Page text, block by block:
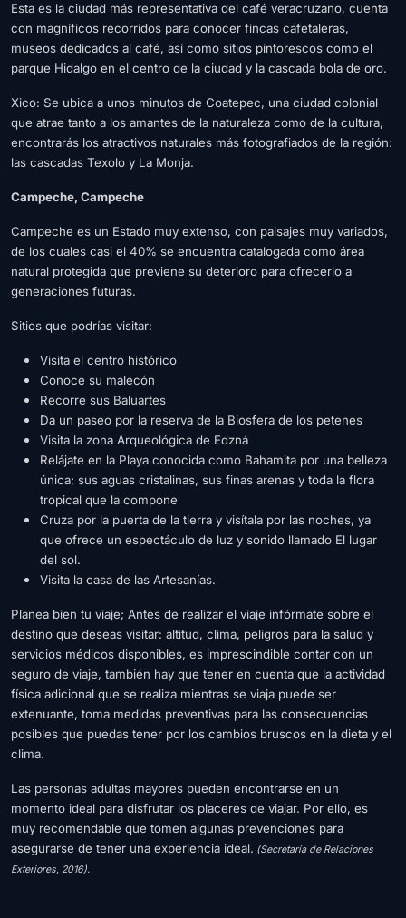
Esta es la ciudad más representativa del café veracruzano, cuenta
con magníficos recorridos para conocer fincas cafetaleras,
museos dedicados al café, así como sitios pintorescos como el
parque Hidalgo en el centro de la ciudad y la cascada bola de oro.
Xico: Se ubica a unos minutos de Coatepec, una ciudad colonial
que atrae tanto a los amantes de la naturaleza como de la cultura,
encontrarás los atractivos naturales más fotografiados de la región:
las cascadas Texolo y La Monja.
Campeche, Campeche
Campeche es un Estado muy extenso, con paisajes muy variados,
de los cuales casi el 40% se encuentra catalogada como área
natural protegida que previene su deterioro para ofrecerlo a
generaciones futuras.
Sitios que podrías visitar:
Visita el centro histórico
Conoce su malecón
Recorre sus Baluartes
Da un paseo por la reserva de la Biosfera de los petenes
Visita la zona Arqueológica de Edzná
Relájate en la Playa conocida como Bahamita por una belleza
única; sus aguas cristalinas, sus finas arenas y toda la flora
tropical que la compone
Cruza por la puerta de la tierra y visítala por las noches, ya
que ofrece un espectáculo de luz y sonido llamado El lugar
del sol.
Visita la casa de las Artesanías.
Planea bien tu viaje; Antes de realizar el viaje infórmate sobre el
destino que deseas visitar: altitud, clima, peligros para la salud y
servicios médicos disponibles, es imprescindible contar con un
seguro de viaje, también hay que tener en cuenta que la actividad
física adicional que se realiza mientras se viaja puede ser
extenuante, toma medidas preventivas para las consecuencias
posibles que puedas tener por los cambios bruscos en la dieta y el
clima.
Las personas adultas mayores pueden encontrarse en un
momento ideal para disfrutar los placeres de viajar. Por ello, es
muy recomendable que tomen algunas prevenciones para
asegurarse de tener una experiencia ideal. (Secretaría de Relaciones
Exteriores, 2016).